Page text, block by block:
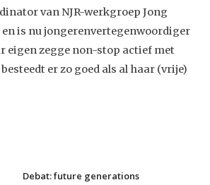
Generale
Video
van NJR-werkgroep Jong
is nu jongerenvertegenwoordiger
eigen zegge non-stop actief met
er zo goed als al haar (vrije)
Debat: future generations